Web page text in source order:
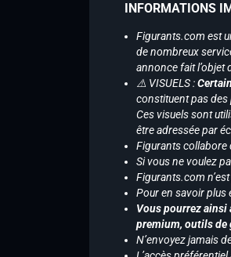
INFORMATIONS
Figurants.com est
de nombreux
annonce fait
⚠️ VISUELS :
constituent pas
Ces visuels sont
être adressée par
Figurants collabore
Si vous ne voulez
Figurants.com
Pour en savoir plus
Vous pourrez
premium, outils de
N’envoyez jamais